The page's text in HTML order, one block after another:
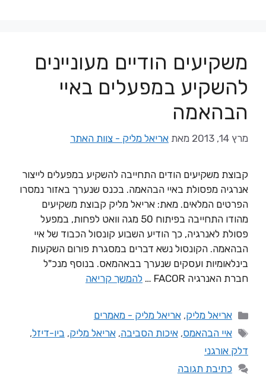
משקיעים הודיים מעוניינים
להשקיע במפעלים באיי
הבהאמה
מרץ 14, 2013 מאת אריאל מליק - צוות האתר
קבוצת משקיעים הודים התחייבה להשקיע במפעלים לייצור
אנרגיה מפסולת באיי הבהאמה. בכנס שנערך באזור נמסרו
הפרטים המלאים. מאת: אריאל מליק קבוצת משקיעים
מהודו התחייבה בפיתוח 50 מגה וואט לפחות, במפעל
פסולת לאנרגיה, כך הודיע השבוע קונסול הכבוד של איי
הבהאמה. הקונסול נשא דברים במסגרת פורום השקעות
בינלאומיות ועסקים שנערך בבאהמאס. בנוסף מנכ"ל
חברת האנרגיה FACOR …
להמשך קריאה
אריאל מליק,אריאל מליק - מאמרים
איי הבהאמס,איכות הסביבה,אריאל מליק, ביו-דיזל,
דלק אורגני
כתיבת תגובה